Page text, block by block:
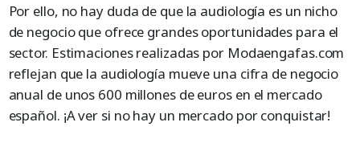
Por ello, no hay duda de que la audiología es un nicho
de negocio que ofrece grandes oportunidades para el
sector. Estimaciones realizadas por Modaengafas.com
reflejan que la audiología mueve una cifra de negocio
anual de unos 600 millones de euros en el mercado
español. ¡A ver si no hay un mercado por conquistar!